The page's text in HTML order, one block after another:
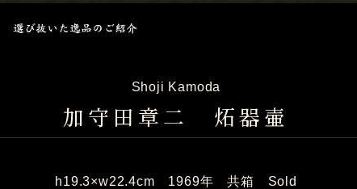
Shoji Kamoda
加守田章二 炻器壷
h19.3×w22.4cm 1969年 共箱 Sold